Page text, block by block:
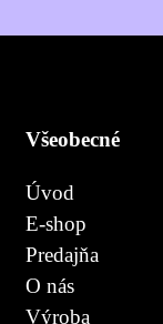
Všeobecné
Úvod
E-shop
Predajňa
O nás
Výroba